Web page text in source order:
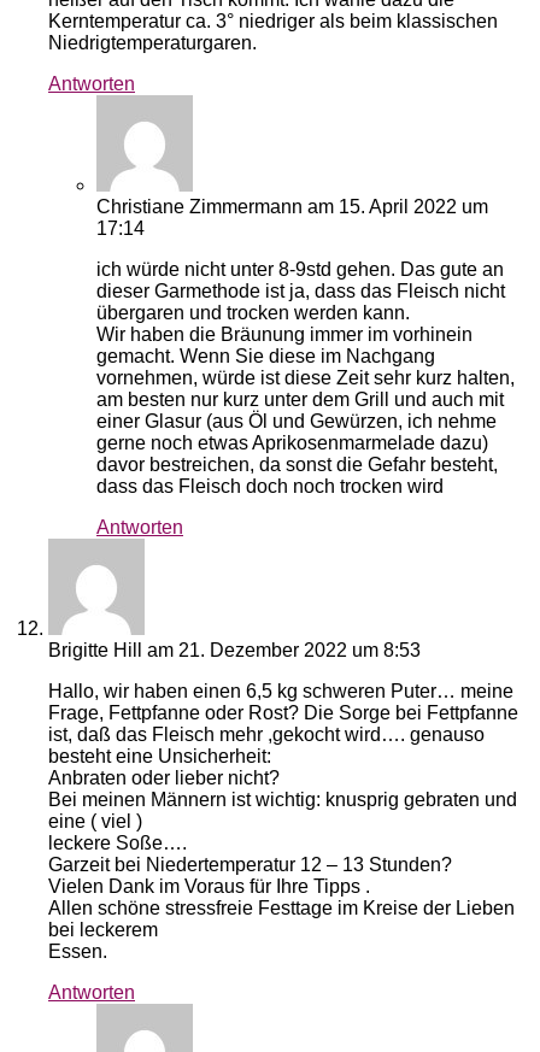
Kerntemperatur ca. 3° niedriger als beim klassischen
Niedrigtemperaturgaren.
Antworten
Christiane Zimmermann am 15. April 2022 um
17:14
ich würde nicht unter 8-9std gehen. Das gute an
dieser Garmethode ist ja, dass das Fleisch nicht
übergaren und trocken werden kann.
Wir haben die Bräunung immer im vorhinein
gemacht. Wenn Sie diese im Nachgang
vornehmen, würde ist diese Zeit sehr kurz halten,
am besten nur kurz unter dem Grill und auch mit
einer Glasur (aus Öl und Gewürzen, ich nehme
gerne noch etwas Aprikosenmarmelade dazu)
davor bestreichen, da sonst die Gefahr besteht,
dass das Fleisch doch noch trocken wird
Antworten
Brigitte Hill
am 21. Dezember 2022 um 8:53
Hallo, wir haben einen 6,5 kg schweren Puter… meine
Frage, Fettpfanne oder Rost? Die Sorge bei Fettpfanne
ist, daß das Fleisch mehr ,gekocht wird…. genauso
besteht eine Unsicherheit:
Anbraten oder lieber nicht?
Bei meinen Männern ist wichtig: knusprig gebraten und
eine ( viel )
leckere Soße….
Garzeit bei Niedertemperatur 12 – 13 Stunden?
Vielen Dank im Voraus für Ihre Tipps .
Allen schöne stressfreie Festtage im Kreise der Lieben
bei leckerem
Essen.
Antworten